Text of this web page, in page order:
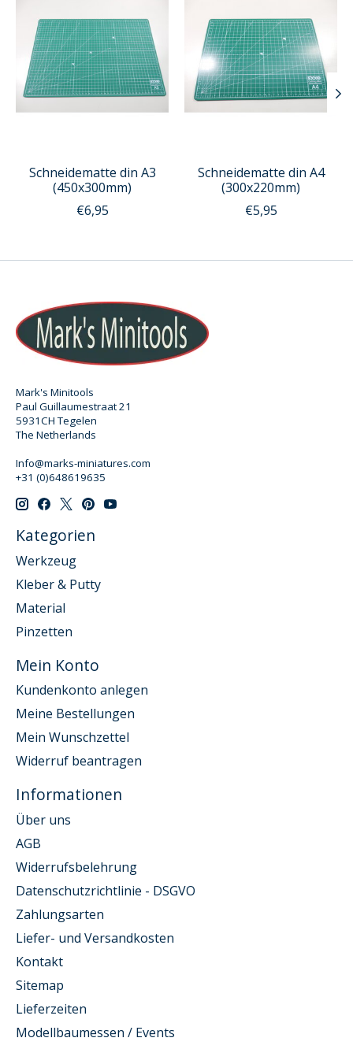
Schneidematte din A3
(450x300mm)
€6,95
Schneidematte din A4
(300x220mm)
€5,95
Mark's Minitools
Paul Guillaumestraat 21
5931CH Tegelen
The Netherlands
Info@marks-miniatures.com
+31 (0)648619635
Kategorien
Werkzeug
Kleber & Putty
Material
Pinzetten
Mein Konto
Kundenkonto anlegen
Meine Bestellungen
Mein Wunschzettel
Widerruf beantragen
Informationen
Über uns
AGB
Widerrufsbelehrung
Datenschutzrichtlinie - DSGVO
Zahlungsarten
Liefer- und Versandkosten
Kontakt
Sitemap
Lieferzeiten
Modellbaumessen / Events